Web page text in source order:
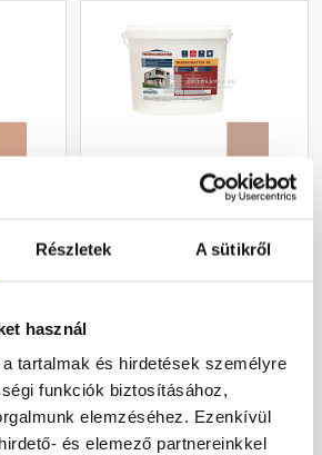
Részletek A sütikről
használ
tartalmak és hirdetések személyre
funkciók biztosításához,
elemzéséhez. Ezenkívül
és elemező partnereinkkel
2
vékonyvakolat, kapart 2
1 226 Ft / kg
Megnézem